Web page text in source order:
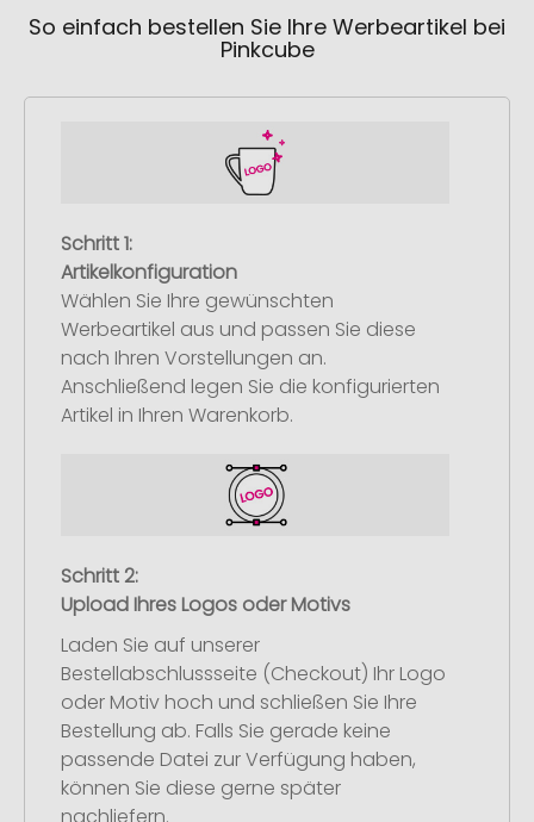
So einfach bestellen Sie Ihre Werbeartikel bei
Pinkcube
Schritt 1:
Artikelkonfiguration
Wählen Sie Ihre gewünschten
Werbeartikel aus und passen Sie diese
nach Ihren Vorstellungen an.
Anschließend legen Sie die konfigurierten
Artikel in Ihren Warenkorb.
Schritt 2:
Upload Ihres Logos oder Motivs
Laden Sie auf unserer
Bestellabschlussseite (Checkout) Ihr Logo
oder Motiv hoch und schließen Sie Ihre
Bestellung ab. Falls Sie gerade keine
passende Datei zur Verfügung haben,
können Sie diese gerne später
nachliefern.